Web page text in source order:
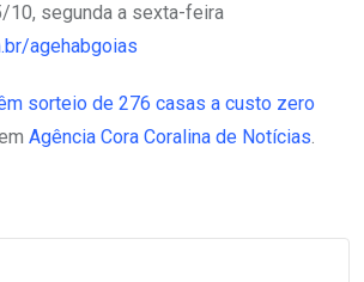
10, segunda a sexta-feira
agehabgoias
sorteio de 276 casas a custo zero
Agência Cora Coralina de Notícias.